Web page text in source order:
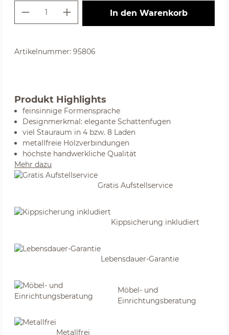
Produkt Anzahl: Gib den
In den Warenkorb
Artikelnummer: 95806
Produkt Highlights
feinsinnige Formensprache
Designmerkmal: elegante Schattenfugen
viel Stauraum in 4 bzw. 8 Laden
metallfreie Holzverbindungen
höchste handwerkliche Qualität
Mehr dazu
Gratis Aufstellservice
Kippsicherung inkludiert
Lebensdauer-Garantie
Möbel- und
Einrichtungsberatung
Metallfrei